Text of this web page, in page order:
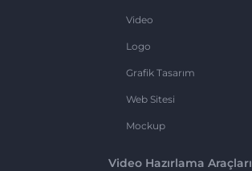
Video
Logo
Grafik Tasarım
Web Sitesi
Mockup
Video Hazırlama Araçları